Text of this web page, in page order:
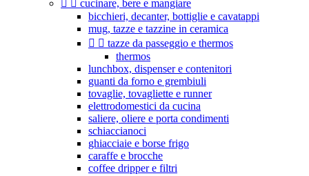
  cucinare, bere e mangiare
bicchieri, decanter, bottiglie e cavatappi
mug, tazze e tazzine in ceramica
  tazze da passeggio e thermos
thermos
lunchbox, dispenser e contenitori
guanti da forno e grembiuli
tovaglie, tovagliette e runner
elettrodomestici da cucina
saliere, oliere e porta condimenti
schiaccianoci
ghiacciaie e borse frigo
caraffe e brocche
coffee dripper e filtri